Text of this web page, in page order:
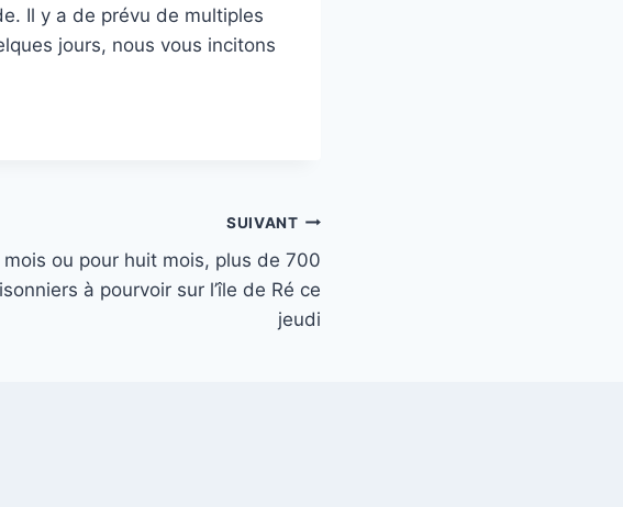
Il y a de prévu de multiples
jours, nous vous incitons
SUIVANT
mois ou pour huit mois, plus de 700
à pourvoir sur l’île de Ré ce
jeudi